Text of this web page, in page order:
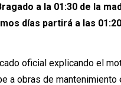
a la 01:30 de la
días partirá a las
oficial explicando el
a obras de mantenimiento